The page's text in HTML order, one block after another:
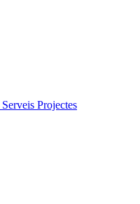
Serveis Projectes